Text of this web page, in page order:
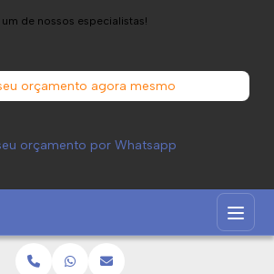
de nossos especialistas!
orçamento agora mesmo
orçamento por Whatsapp